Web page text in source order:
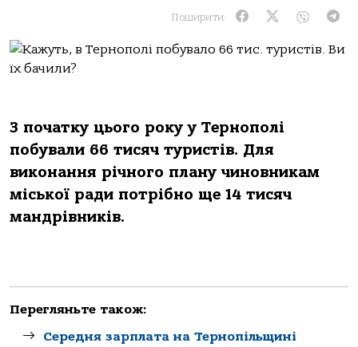
Поширити:
З початку цього року у Тернополі
побували 66 тисяч туристів. Для
виконання річного плану чиновникам
міської ради потрібно ще 14 тисяч
мандрівників.
Перегляньте також:
Середня зарплата на Тернопільщині